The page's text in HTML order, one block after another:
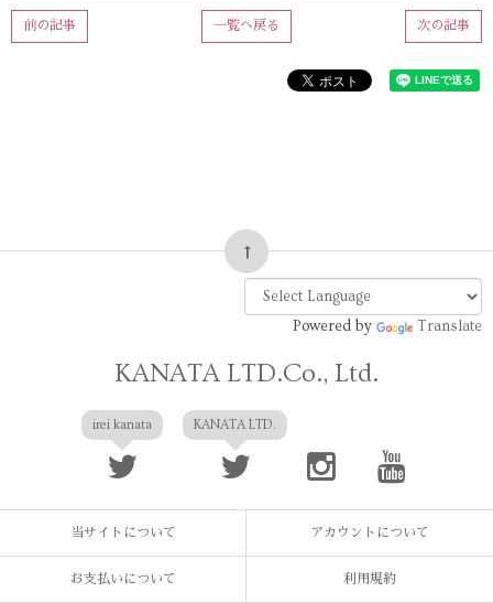
次の記事
一覧へ戻る
前の記事
Powered by Translate
KANATA LTD.Co., Ltd.
irei kanata KANATA LTD.
当サイトについて アカウントについて
お支払いについて 利用規約